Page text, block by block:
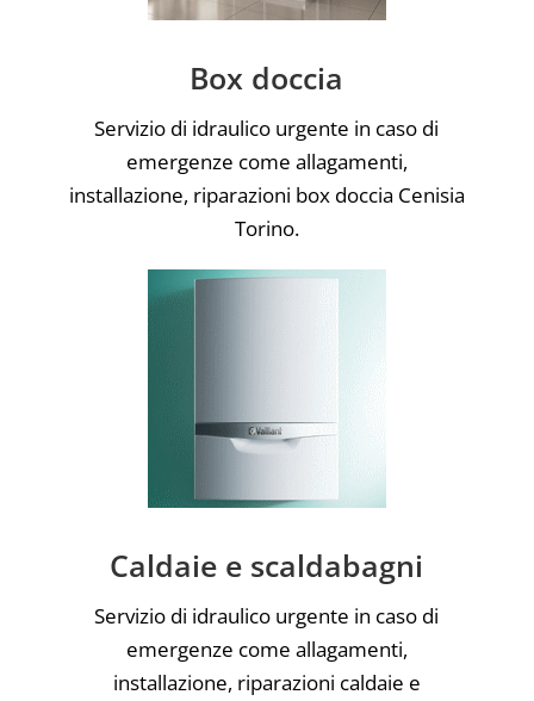
Box doccia
Servizio di idraulico urgente in caso di
emergenze come allagamenti,
installazione, riparazioni box doccia Cenisia
Torino.
Caldaie e scaldabagni
Servizio di idraulico urgente in caso di
emergenze come allagamenti,
installazione, riparazioni caldaie e